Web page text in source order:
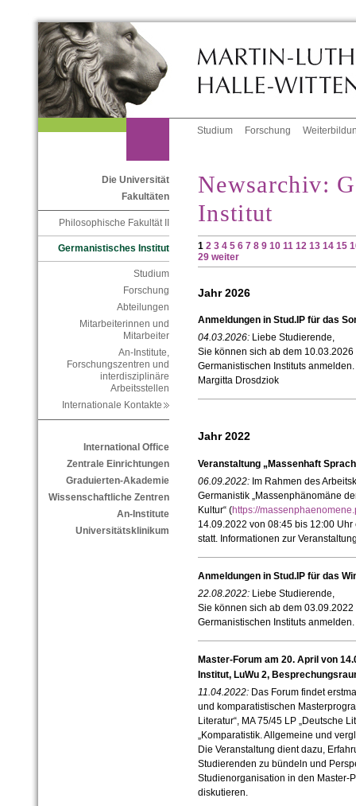
Studium Forschung
Die Universität
Fakultäten
Philosophische Fakultät II
Germanistisches Institut
Studium
Forschung
Abteilungen
Mitarbeiterinnen und
Mitarbeiter
An-Institute,
Forschungszentren und
interdisziplinäre
Arbeitsstellen
Internationale Kontakte
International Office
Zentrale Einrichtungen
Graduierten-Akademie
Wissenschaftliche Zentren
An-Institute
Universitätsklinikum
Newsarchiv:
Institut
1 2 3 4 5 6 7 8 9 10 11 12 13 14 15
29 weiter
Jahr 2026
Anmeldungen in Stud.IP für das
04.03.2026: Liebe Studierende,
Sie können sich ab dem
Germanistischen Instituts anmelden.
Margitta Drosdziok
Jahr 2022
Veranstaltung „Massenhaft
06.09.2022: Im Rahmen des
Germanistik „Massenphänomäne
Kultur“ (https://
14.09.2022 von 08:45 bis 12:00
statt. Informationen zur
Anmeldungen in Stud.IP für das
22.08.2022: Liebe Studierende,
Sie können sich ab dem
Germanistischen Instituts anmelden.
Master-Forum am 20. April von
Institut, LuWu 2,
11.04.2022: Das Forum findet
und komparatistischen
Literatur“, MA 75/45 LP „Deutsche
„Komparatistik. Allgemeine und
Die Veranstaltung dient dazu,
Studierenden zu bündeln und
Studienorganisation in den Master-
diskutieren.